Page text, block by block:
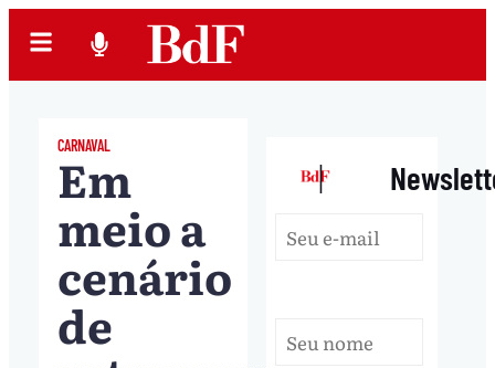
CARNAVAL
Em
meio a
cenário
de
|